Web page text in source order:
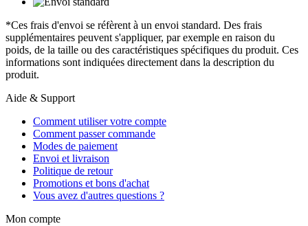
*Ces frais d'envoi se réfèrent à un envoi standard. Des frais
supplémentaires peuvent s'appliquer, par exemple en raison du
poids, de la taille ou des caractéristiques spécifiques du produit. Ces
informations sont indiquées directement dans la description du
produit.
Aide & Support
Comment utiliser votre compte
Comment passer commande
Modes de paiement
Envoi et livraison
Politique de retour
Promotions et bons d'achat
Vous avez d'autres questions ?
Mon compte